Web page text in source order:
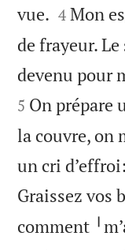
vue. 

4 Mon
de frayeur.
devenu pour
5 On prépare
la couvre, on
un cri
Graissez vos
comment